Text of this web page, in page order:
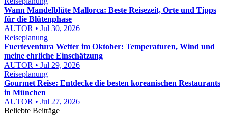
Wann Mandelblüte Mallorca: Beste Reisezeit, Orte und Tipps
für die Blütenphase
AUTOR • Jul 30, 2026
Reiseplanung
Fuerteventura Wetter im Oktober: Temperaturen, Wind und
meine ehrliche Einschätzung
AUTOR • Jul 29, 2026
Reiseplanung
Gourmet Reise: Entdecke die besten koreanischen Restaurants
in München
AUTOR • Jul 27, 2026
Beliebte Beiträge